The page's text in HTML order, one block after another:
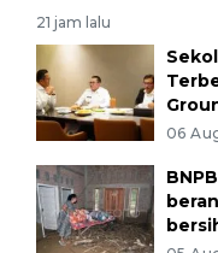
21 jam lalu
06